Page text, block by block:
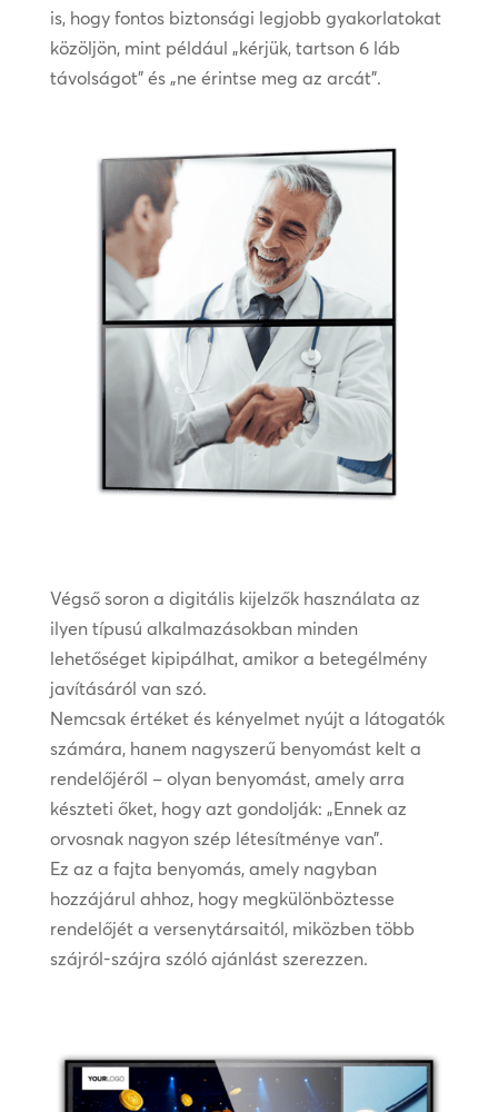
is, hogy fontos biztonsági legjobb gyakorlatokat
közöljön, mint például „kérjük, tartson 6 láb
távolságot” és „ne érintse meg az arcát”.
Végső soron a digitális kijelzők használata az
ilyen típusú alkalmazásokban minden
lehetőséget kipipálhat, amikor a betegélmény
javításáról van szó.
Nemcsak értéket és kényelmet nyújt a látogatók
számára, hanem nagyszerű benyomást kelt a
rendelőjéről – olyan benyomást, amely arra
készteti őket, hogy azt gondolják: „Ennek az
orvosnak nagyon szép létesítménye van”.
Ez az a fajta benyomás, amely nagyban
hozzájárul ahhoz, hogy megkülönböztesse
rendelőjét a versenytársaitól, miközben több
szájról-szájra szóló ajánlást szerezzen.